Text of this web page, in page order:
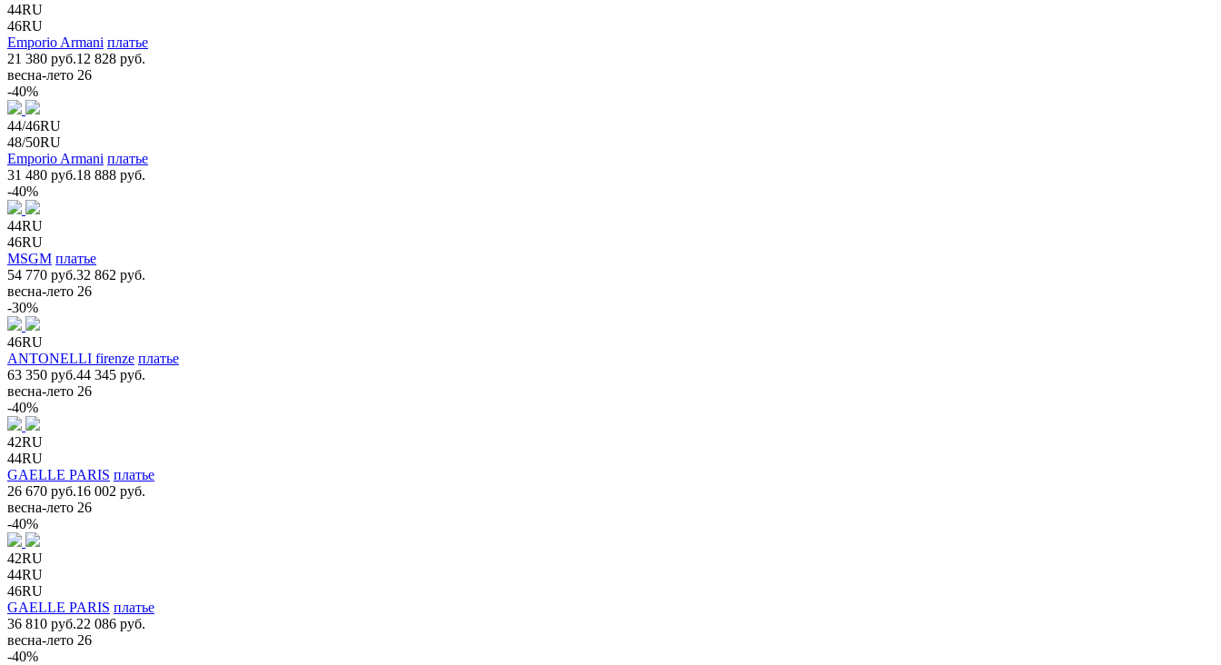
44RU
46RU
Emporio Armani платье
21 380 руб.12 828 руб.
весна-лето 26
-40%
44/46RU
48/50RU
Emporio Armani платье
31 480 руб.18 888 руб.
-40%
44RU
46RU
MSGM платье
54 770 руб.32 862 руб.
весна-лето 26
-30%
46RU
ANTONELLI firenze платье
63 350 руб.44 345 руб.
весна-лето 26
-40%
42RU
44RU
GAELLE PARIS платье
26 670 руб.16 002 руб.
весна-лето 26
-40%
42RU
44RU
46RU
GAELLE PARIS платье
36 810 руб.22 086 руб.
весна-лето 26
-40%